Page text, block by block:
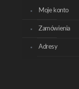
Moje konto
Zamówienia
Adresy